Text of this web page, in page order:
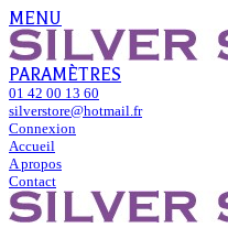
MENU
PARAMÈTRES
01 42 00 13 60
silverstore@hotmail.fr
Connexion
Accueil
A propos
Contact